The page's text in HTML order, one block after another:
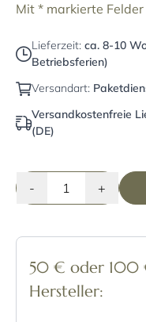
Mit * markierte
Lieferzeit: ca. 8-10
Betriebsferien)
Versandart:
Versandkostenfreie
(DE)
- +
50 € oder 100
Hersteller: